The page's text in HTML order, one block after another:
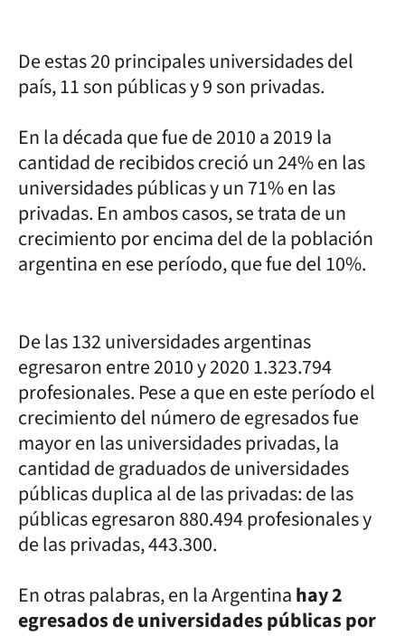
De estas 20 principales universidades del
país, 11 son públicas y 9 son privadas.
En la década que fue de 2010 a 2019 la
cantidad de recibidos creció un 24% en las
universidades públicas y un 71% en las
privadas. En ambos casos, se trata de un
crecimiento por encima del de la población
argentina en ese período, que fue del 10%.
De las 132 universidades argentinas
egresaron entre 2010 y 2020 1.323.794
profesionales. Pese a que en este período el
crecimiento del número de egresados fue
mayor en las universidades privadas, la
cantidad de graduados de universidades
públicas duplica al de las privadas: de las
públicas egresaron 880.494 profesionales y
de las privadas, 443.300.
En otras palabras, en la Argentinahay 2
egresados de universidades públicas por